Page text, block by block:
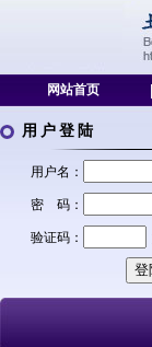
网站首页
用户登陆
用户名：
密 码：
验证码：